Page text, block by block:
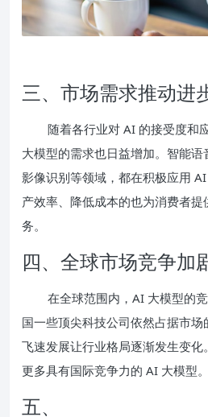
三、市场需求推动进
随着各行业对 AI 的接受度和
大模型的需求也日益增加。智能
影像识别等领域，都在积极应用
产效率、降低成本的也为消费者
务。
四、全球市场竞争加
在全球范围内，AI 大模型的
国一些顶尖科技公司依然占据市
飞速发展让行业格局逐渐发生变化
更多具有国际竞争力的 AI 大模型。
五、